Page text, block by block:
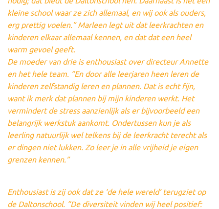
kleine school waar ze zich allemaal, en wij ook als ouders,
erg prettig voelen.” Marleen legt uit dat leerkrachten en
kinderen elkaar allemaal kennen, en dat dat een heel
warm gevoel geeft.
De moeder van drie is enthousiast over directeur Annette
en het hele team. “En door alle leerjaren heen leren de
kinderen zelfstandig leren en plannen. Dat is echt fijn,
want ik merk dat plannen bij mijn kinderen werkt. Het
vermindert de stress aanzienlijk als er bijvoorbeeld een
belangrijk werkstuk aankomt. Ondertussen kun je als
leerling natuurlijk wel telkens bij de leerkracht terecht als
er dingen niet lukken. Zo leer je in alle vrijheid je eigen
grenzen kennen.”
Enthousiast is zij ook dat ze ‘de hele wereld’ terugziet op
de Daltonschool. “De diversiteit vinden wij heel positief: